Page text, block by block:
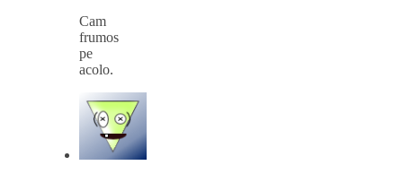
Cam
frumos
pe
acolo.